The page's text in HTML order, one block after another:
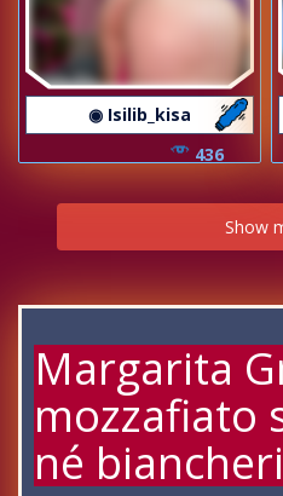
◉ Isilib_kisa
436
Show
Margarita
mozzafiato
né